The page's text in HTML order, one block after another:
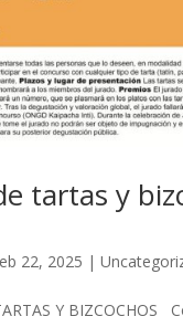
tartas y
22, 2025 |
Y